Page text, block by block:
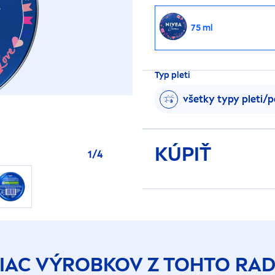
1/4
75 ml
Typ pleti
všetky typy pleti/
KÚPIŤ
VÝROBKOV Z TOHTO